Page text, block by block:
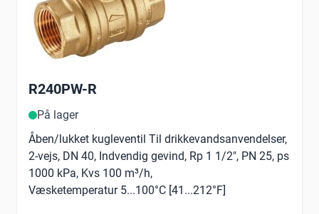
R240PW-R
På lager
Åben/lukket kugleventil Til drikkevandsanvendelser,
2-vejs, DN 40, Indvendig gevind, Rp 1 1/2", PN 25, ps
1000 kPa, Kvs 100 m³/h,
Væsketemperatur 5...100°C [41...212°F]